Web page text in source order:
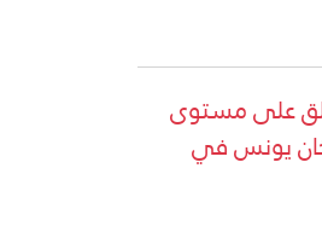
على مستوى
يونس في